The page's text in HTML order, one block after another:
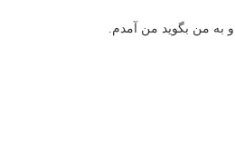
و به من بگوید من آمدم.